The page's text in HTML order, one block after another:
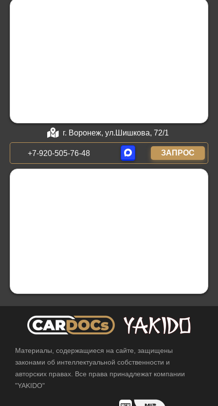
г. Воронеж, ул.Шишкова, 72/1
+7-920-505-76-48 ЗАПРОС
Материалы, содержащиеся на сайте, защищены
законами об интеллектуальной собственности и
авторских правах. Все права принадлежат компании
"YAKIDO"